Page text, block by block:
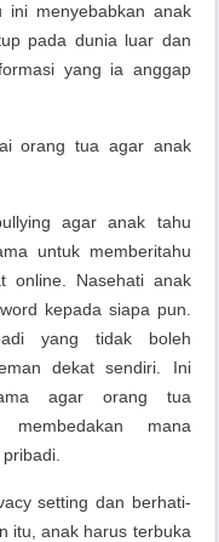
ini menyebabkan anak
pada dunia luar dan
yang ia anggap
orang tua agar anak
agar anak tahu
untuk memberitahu
online . Nasehati anak
kepada siapa pun.
yang tidak boleh
dekat sendiri. Ini
agar orang tua
mana
setting dan berhati-
itu, anak harus terbuka